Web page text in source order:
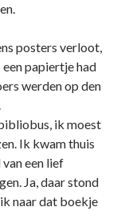
posters verloot,
papiertje had
werden op den
ik moest
Ik kwam thuis
een lief
Ja, daar stond
ik naar dat boekje